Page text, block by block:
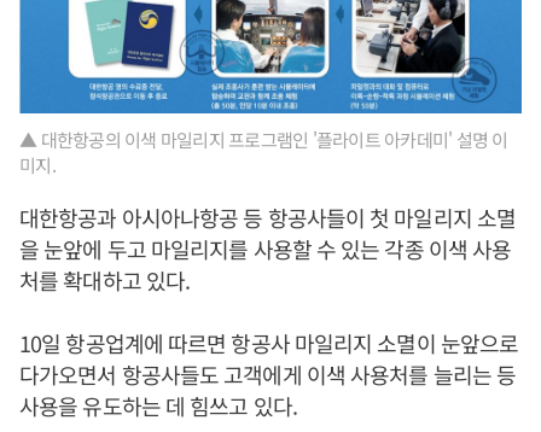
▲ 대한항공의 이색 마일리지 프로그램인 '플라이트 아카데미' 설명 이
미지.
대한항공과 아시아나항공 등 항공사들이 첫 마일리지 소멸
을 눈앞에 두고 마일리지를 사용할 수 있는 각종 이색 사용
처를 확대하고 있다.
10일 항공업계에 따르면 항공사 마일리지 소멸이 눈앞으로
다가오면서 항공사들도 고객에게 이색 사용처를 늘리는 등
사용을 유도하는 데 힘쓰고 있다.